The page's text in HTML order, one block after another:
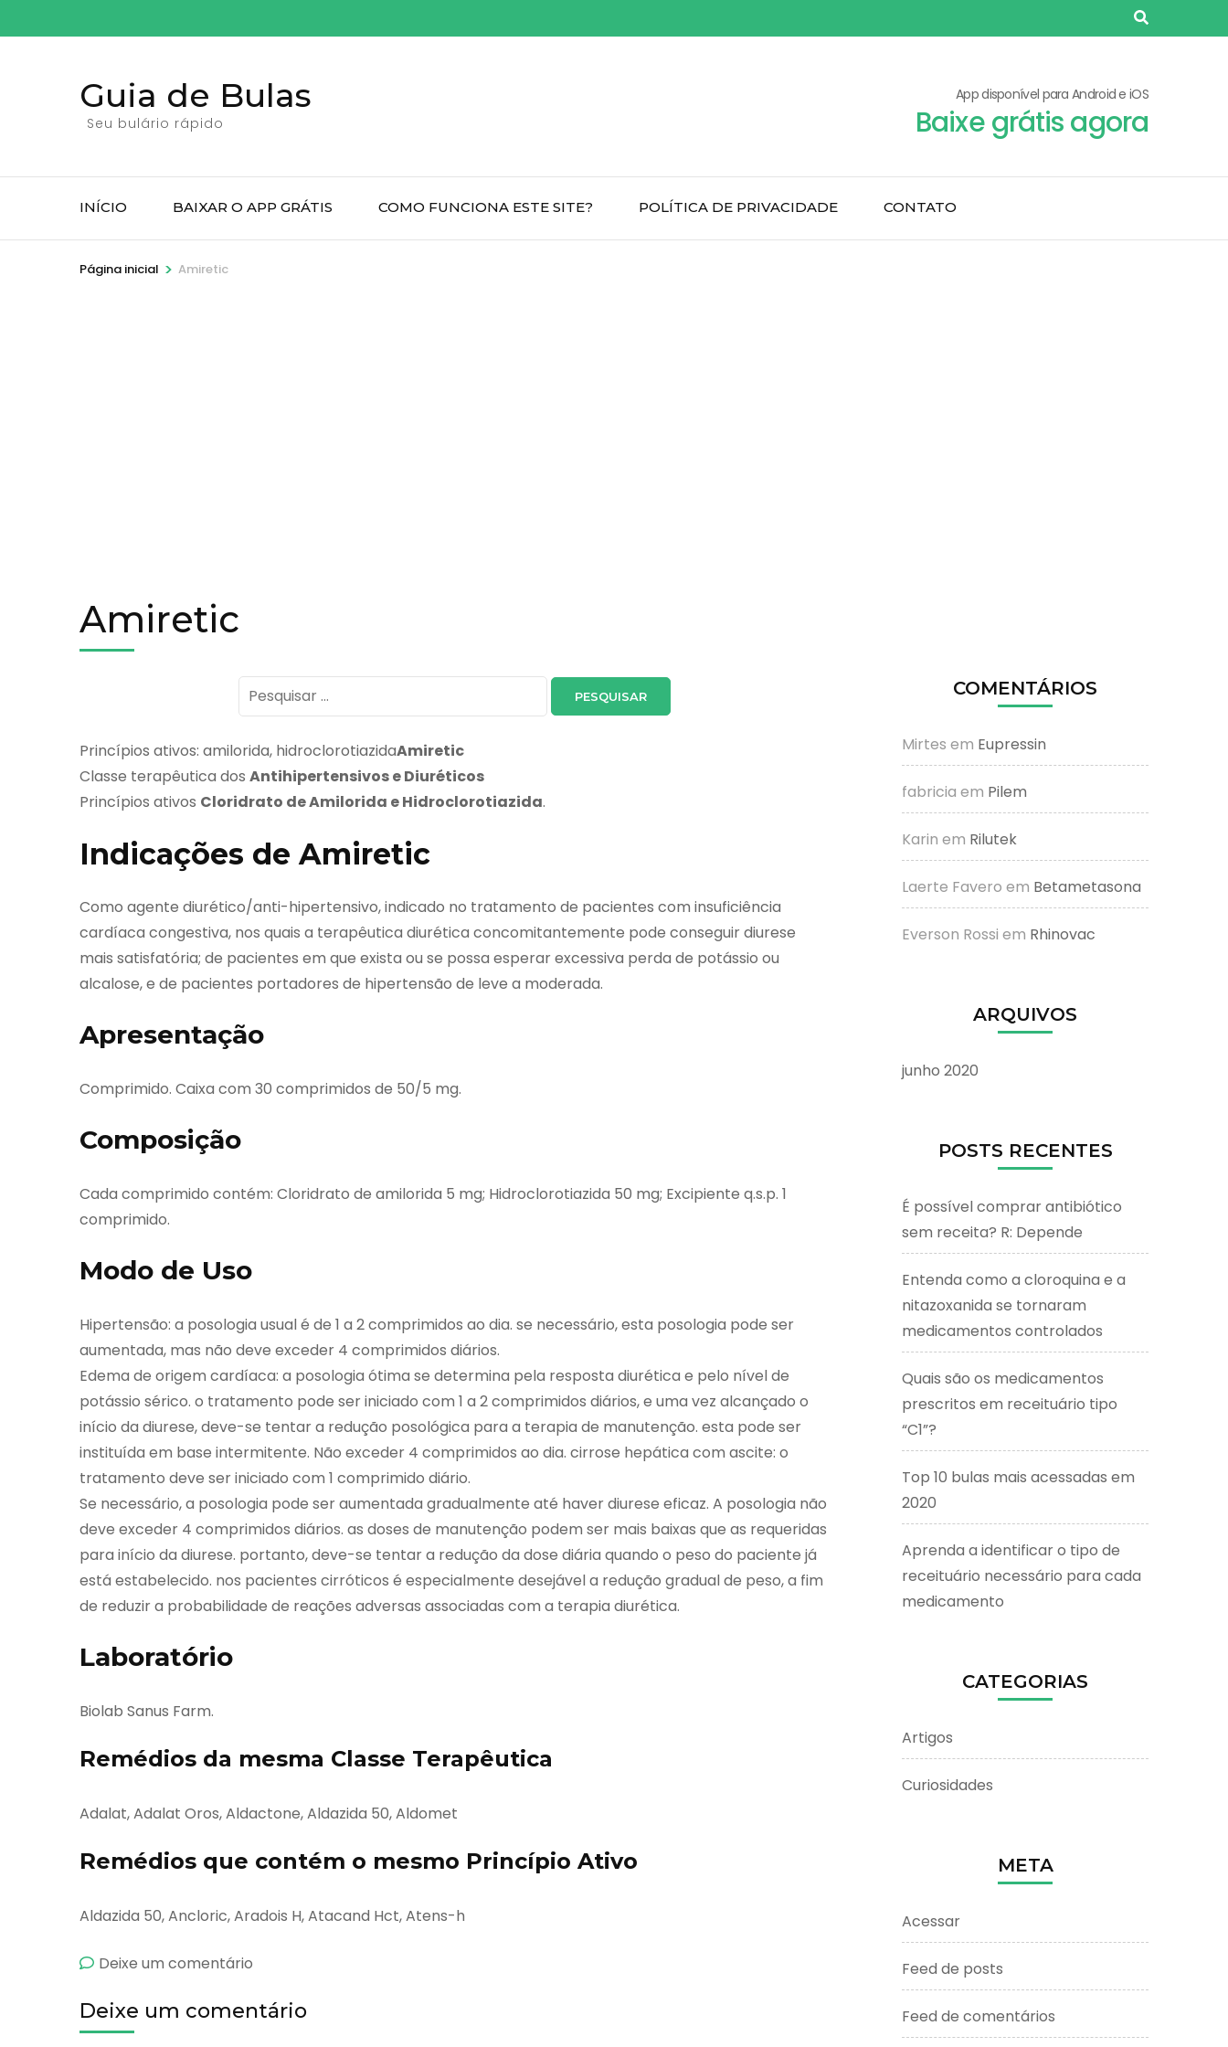
para
Guia de Bulas
Seu bulário rápido
App disponível para Android e iOS
Baixe grátis agora
INÍCIO BAIXAR O APP GRÁTIS COMO FUNCIONA ESTE SITE? POLÍTICA DE PRIVACIDADE CONTATO
Página inicial > Amiretic
Amiretic
Pesquisar
por:
Princípios ativos: amilorida, hidroclorotiazidaAmiretic
Classe terapêutica dos Antihipertensivos e Diuréticos
Princípios ativos Cloridrato de Amilorida e Hidroclorotiazida.
Indicações de Amiretic
Como agente diurético/anti-hipertensivo, indicado no tratamento de pacientes com insuficiência
cardíaca congestiva, nos quais a terapêutica diurética concomitantemente pode conseguir diurese
mais satisfatória; de pacientes em que exista ou se possa esperar excessiva perda de potássio ou
alcalose, e de pacientes portadores de hipertensão de leve a moderada.
Apresentação
Comprimido. Caixa com 30 comprimidos de 50/5 mg.
Composição
Cada comprimido contém: Cloridrato de amilorida 5 mg; Hidroclorotiazida 50 mg; Excipiente q.s.p. 1
comprimido.
Modo de Uso
Hipertensão: a posologia usual é de 1 a 2 comprimidos ao dia. se necessário, esta posologia pode ser
aumentada, mas não deve exceder 4 comprimidos diários.
Edema de origem cardíaca: a posologia ótima se determina pela resposta diurética e pelo nível de
potássio sérico. o tratamento pode ser iniciado com 1 a 2 comprimidos diários, e uma vez alcançado o
início da diurese, deve-se tentar a redução posológica para a terapia de manutenção. esta pode ser
instituída em base intermitente. Não exceder 4 comprimidos ao dia. cirrose hepática com ascite: o
tratamento deve ser iniciado com 1 comprimido diário.
Se necessário, a posologia pode ser aumentada gradualmente até haver diurese eficaz. A posologia não
deve exceder 4 comprimidos diários. as doses de manutenção podem ser mais baixas que as requeridas
para início da diurese. portanto, deve-se tentar a redução da dose diária quando o peso do paciente já
está estabelecido. nos pacientes cirróticos é especialmente desejável a redução gradual de peso, a fim
de reduzir a probabilidade de reações adversas associadas com a terapia diurética.
Laboratório
Biolab Sanus Farm.
Remédios da mesma Classe Terapêutica
Adalat, Adalat Oros, Aldactone, Aldazida 50, Aldomet
Remédios que contém o mesmo Princípio Ativo
Aldazida 50, Ancloric, Aradois H, Atacand Hct, Atens-h
Deixe um comentário
Deixe um comentário
COMENTÁRIOS
Mirtes em Eupressin
fabricia em Pilem
Karin em Rilutek
Laerte Favero em Betametasona
Everson Rossi em Rhinovac
ARQUIVOS
junho 2020
POSTS RECENTES
É possível comprar antibiótico
sem receita? R: Depende
Entenda como a cloroquina e a
nitazoxanida se tornaram
medicamentos controlados
Quais são os medicamentos
prescritos em receituário tipo
“C1”?
Top 10 bulas mais acessadas em
2020
Aprenda a identificar o tipo de
receituário necessário para cada
medicamento
CATEGORIAS
Artigos
Curiosidades
META
Acessar
Feed de posts
Feed de comentários